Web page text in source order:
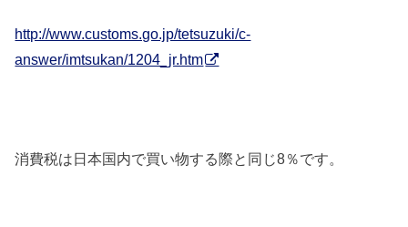
http://www.customs.go.jp/tetsuzuki/c-
answer/imtsukan/1204_jr.htm
消費税は日本国内で買い物する際と同じ8％です。